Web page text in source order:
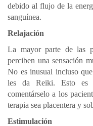
debido al flujo de la
sanguínea.
Relajación
La mayor parte de las
perciben una sensación
No es inusual incluso
les da Reiki. Esto es
comentárselo a los
terapia sea placentera y
Estimulación